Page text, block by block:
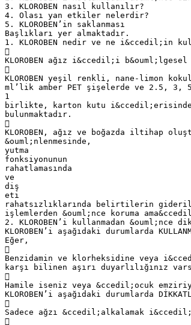
3. KLOROBEN nasıl kullanılır?
4. Olası yan etkiler nelerdir?
5. KLOROBEN’in saklanması
Başlıkları yer almaktadır.
1. KLOROBEN nedir ve ne i&ccedil;in

KLOROBEN ağız i&ccedil;i

KLOROBEN yeşil renkli, nane-limon
ml’lik amber PET şişelerde ve 2.5,
1
birlikte, karton kutu
bulunmaktadır.

KLOROBEN, ağız ve boğazda iltihap
&ouml;nlenmesinde,
yutma
fonksiyonunun
rahatlamasında
ve
diş
eti
rahatsızlıklarında belirtilerin
işlemlerden &ouml;nce koruma
2. KLOROBEN’i kullanmadan &ouml;nce
KLOROBEN’i aşağıdaki durumlarda
Eğer,

Benzidamin ve klorheksidine veya
karşı bilinen aşırı duyarlılığınız

Hamile iseniz veya &ccedil;ocuk
KLOROBEN’i aşağıdaki durumlarda

Sadece ağzı &ccedil;alkalamak
